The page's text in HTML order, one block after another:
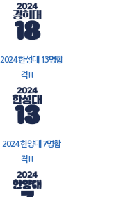
2024 한성대 13명합
격!!
2024 한양대 7명합
격!!